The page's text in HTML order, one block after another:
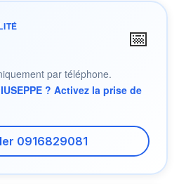
📅
par téléphone.
? Activez la prise de
0916829081